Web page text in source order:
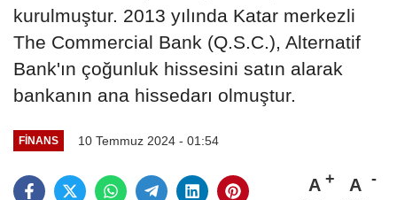
kurulmuştur. 2013 yılında Katar merkezli
The Commercial Bank (Q.S.C.), Alternatif
Bank'ın çoğunluk hissesini satın alarak
bankanın ana hissedarı olmuştur.
FINANS 10 Temmuz 2024 - 01:54
A A